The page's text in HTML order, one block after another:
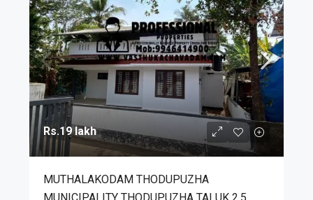
Rs.19 lakh
MUTHALAKODAM THODUPUZHA
MUNICIPALITY THODUPUZHA TALUK 2.5